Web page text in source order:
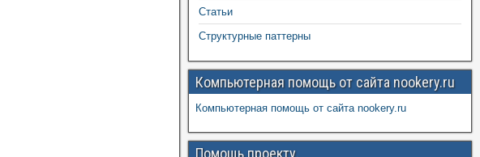
Статьи
Структурные паттерны
Компьютерная помощь от сайта nookery.ru
Компьютерная помощь от сайта nookery.ru
Помощь проекту.